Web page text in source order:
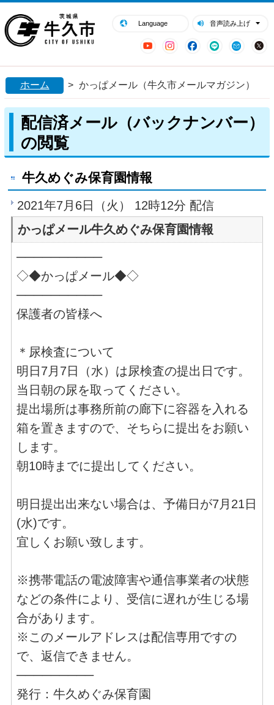
Language 音声読み上げ
YouTubeInstagram
Facebook
LINE Mail
閉じる
ホーム > かっぱメール（牛久市メールマガジン）
配信済メール（バックナンバー）
の閲覧
牛久めぐみ保育園情報
2021年7月6日（火） 12時12分 配信
かっぱメール牛久めぐみ保育園情報
──────────
◇◆かっぱメール◆◇
──────────
保護者の皆様へ
＊尿検査について
明日7月7日（水）は尿検査の提出日です。
当日朝の尿を取ってください。
提出場所は事務所前の廊下に容器を入れる
箱を置きますので、そちらに提出をお願い
します。
朝10時までに提出してください。
明日提出出来ない場合は、予備日が7月21日
(水)です。
宜しくお願い致します。
※携帯電話の電波障害や通信事業者の状態
などの条件により、受信に遅れが生じる場
合があります。
※このメールアドレスは配信専用ですの
で、返信できません。
─────────
発行：牛久めぐみ保育園